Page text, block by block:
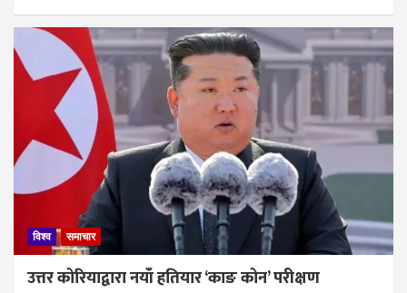
विश्व समाचार
उत्तर कोरियाद्वारा नयाँ हतियार ‘काङ कोन’ परीक्षण